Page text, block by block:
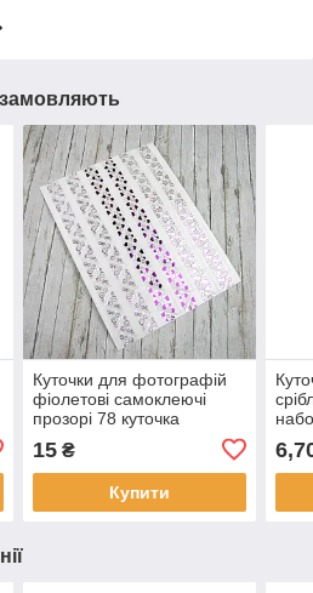
Куточки для фотографій
фіолетові самоклеючі
прозорі 78 куточка
15₴
Купити